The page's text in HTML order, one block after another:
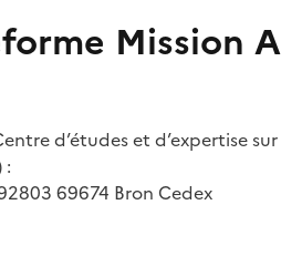
Mission
d’études et d’expertise sur
:
69674 Bron Cedex